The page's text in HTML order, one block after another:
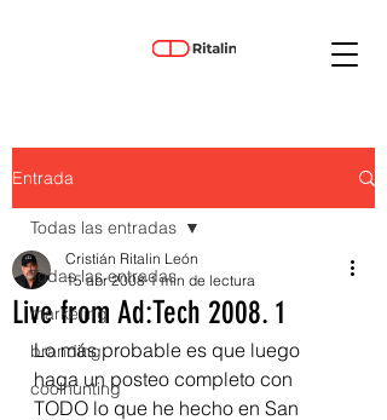
Entrada
Todas las entradas
marketing
branding
coolhunting
Todas las entradas
Live from Ad:Tech 2008. 1
Cristián Ritalin León
15 abr 2008 1 min de lectura
Lo más probable es que luego
haga un posteo completo con
TODO lo que he hecho en San